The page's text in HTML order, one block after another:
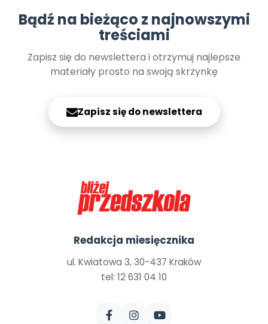
Bądź na bieżąco z najnowszymi
treściami
Zapisz się do newslettera i otrzymuj najlepsze
materiały prosto na swoją skrzynkę
Zapisz się do newslettera
Redakcja miesięcznika
ul. Kwiatowa 3, 30-437 Kraków
tel: 12 631 04 10